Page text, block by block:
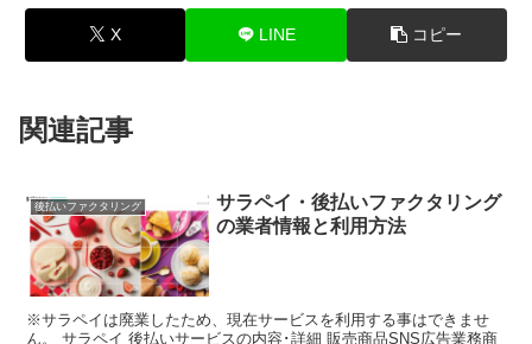
X LINE コピー
関連記事
後払いファクタリング
サラペイ・後払いファクタリング
の業者情報と利用方法
※サラペイは廃業したため、現在サービスを利用する事はできませ
ん。 サラペイ 後払いサービスの内容･詳細 販売商品SNS広告業務商